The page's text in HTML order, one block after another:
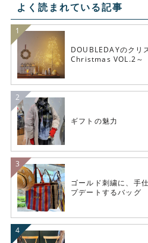
よく読まれている記事
DOUBLEDAYのクリ
Christmas VOL.2～
ギフトの魅力
ゴールド刺繍に、手
プデートするバッグ